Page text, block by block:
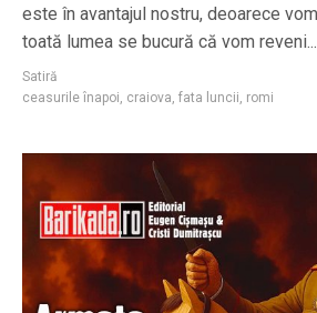
este în avantajul nostru, deoarece
toată lumea se bucură că vom reveni...
Satiră
ceasurile înapoi, craiova, fata luncii, romi